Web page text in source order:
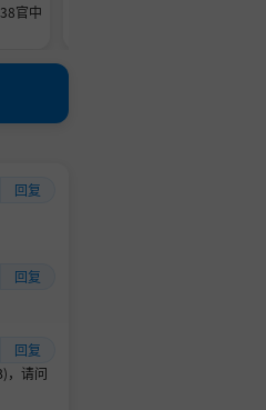
官中
回复
回复
回复
，请问